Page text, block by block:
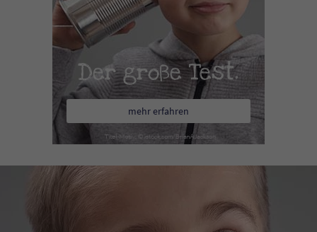
Der große Test.
mehr erfahren